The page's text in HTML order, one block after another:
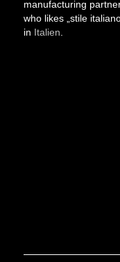
manufacturing
who likes „stile
in Italien